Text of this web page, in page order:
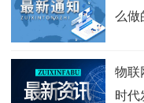
么做
物联
时代